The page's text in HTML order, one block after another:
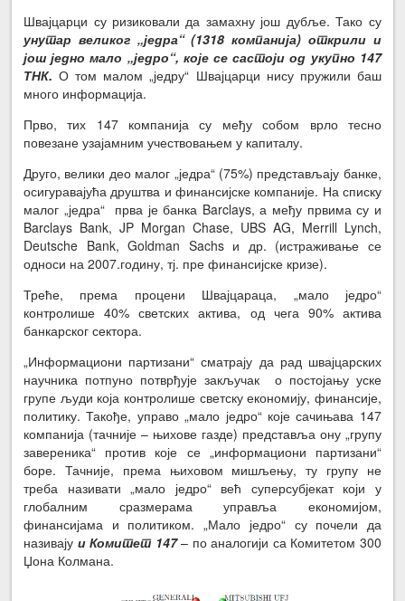
Швајцарци су ризиковали да замахну још дубље. Тако су
унутар великог „једра“ (1318 компанија) открили и
још једно мало „једро“, које се састоји од укупно 147
ТНК. О том малом „једру“ Швајцарци нису пружили баш
много информација.
Прво, тих 147 компанија су међу собом врло тесно
повезане узајамним учествовањем у капиталу.
Друго, велики део малог „једра“ (75%) представљају банке,
осигуравајућа друштва и финансијске компаније. На списку
малог „једра“ прва је банка Barclays, а међу првима су и
Barclays Bank, JP Morgan Chase, UBS AG, Merrill Lynch,
Deutsche Bank, Goldman Sachs и др. (истраживање се
односи на 2007.годину, тј. пре финансијске кризе).
Треће, према процени Швајцараца, „мало једро“
контролише 40% светских актива, од чега 90% актива
банкарског сектора.
„Информациони партизани“ сматрају да рад швајцарских
научника потпуно потврђује закључак о постојању уске
групе људи која контролише светску економију, финансије,
политику. Такође, управо „мало једро“ које сачињава 147
компанија (тачније – њихове газде) представља ону „групу
завереника“ против које се „информациони партизани“
боре. Тачније, према њиховом мишљењу, ту групу не
треба називати „мало једро“ већ суперсубјекат који у
глобалним сразмерама управља економијом,
финансијама и политиком. „Мало једро“ су почели да
називају и Комитет 147– по аналогији са Комитетом 300
Џона Колмана.